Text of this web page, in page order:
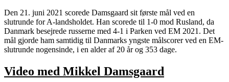
Den 21. juni 2021 scorede Damsgaard sit første mål ved en
slutrunde for A-landsholdet. Han scorede til 1-0 mod Rusland, da
Danmark besejrede russerne med 4-1 i Parken ved EM 2021. Det
mål gjorde ham samtidig til Danmarks yngste målscorer ved en EM-
slutrunde nogensinde, i en alder af 20 år og 353 dage.
Video med Mikkel Damsgaard